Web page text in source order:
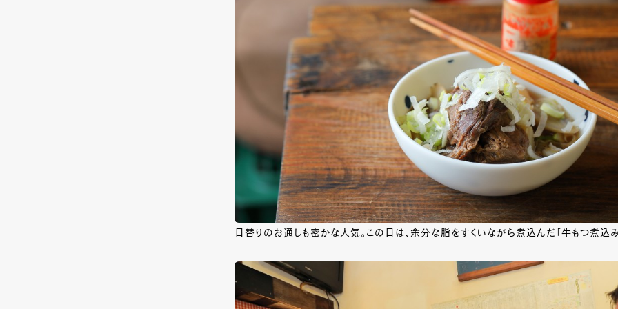
日替りのお通しも密かな人気。この日は、余分な脂をすくいながら煮込んだ「牛もつ煮込